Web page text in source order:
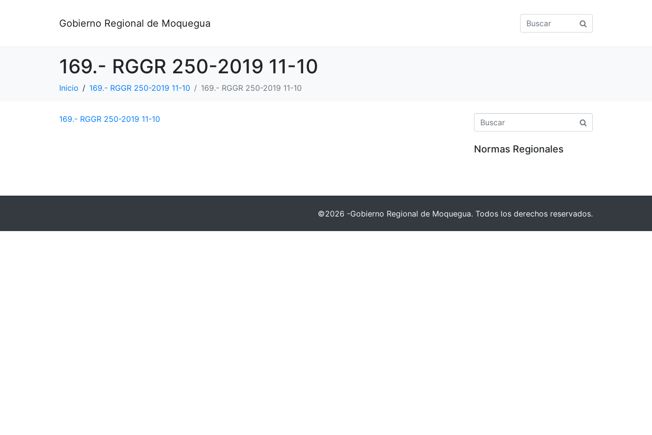
Gobierno Regional de Moquegua
169.- RGGR 250-2019 11-10
Inicio 169.- RGGR 250-2019 11-10 169.- RGGR 250-2019 11-10
169.- RGGR 250-2019 11-10
Normas Regionales
©2026 -Gobierno Regional de Moquegua. Todos los derechos reservados.